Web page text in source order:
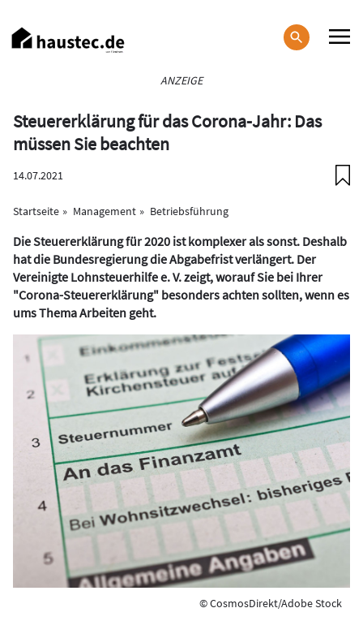
zum
Inhalt
ANZEIGE
Steuererklärung für das Corona-Jahr: Das
müssen Sie beachten
14.07.2021
Startseite Management Betriebsführung
Die Steuererklärung für 2020 ist komplexer als sonst. Deshalb
hat die Bundesregierung die Abgabefrist verlängert. Der
Vereinigte Lohnsteuerhilfe e. V. zeigt, worauf Sie bei Ihrer
"Corona-Steuererklärung" besonders achten sollten, wenn es
ums Thema Arbeiten geht.
© CosmosDirekt/Adobe Stock